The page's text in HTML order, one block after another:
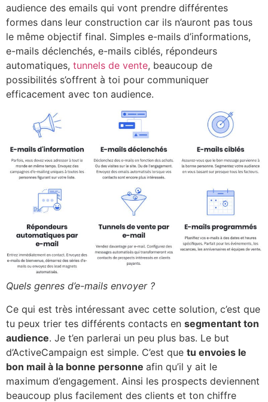
audience des emails qui vont prendre différentes
formes dans leur construction car ils n’auront pas tous
le même objectif final. Simples e-mails d’informations,
e-mails déclenchés, e-mails ciblés, répondeurs
automatiques, tunnels de vente, beaucoup de
possibilités s’offrent à toi pour communiquer
efficacement avec ton audience.
Quels genres d’e-mails envoyer ?
Ce qui est très intéressant avec cette solution, c’est que
tu peux trier tes différents contacts en segmentant ton
audience. Je t’en parlerai un peu plus bas. Le but
d’ActiveCampaign est simple. C’est que tu envoies le
bon mail à la bonne personne afin qu’il y ait le
maximum d’engagement. Ainsi les prospects deviennent
beaucoup plus facilement des clients et ton chiffre